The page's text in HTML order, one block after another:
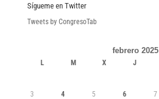
Sígueme en Twitter
Tweets by CongresoTab
febrero 2025
L M X J
3
4 5 6 7